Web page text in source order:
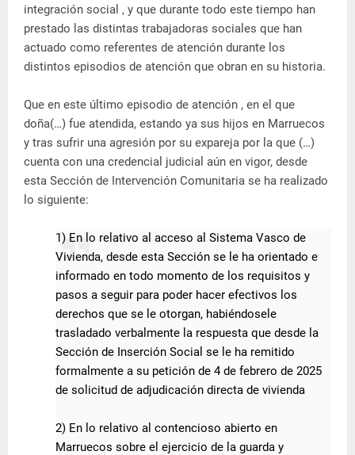
integración social , y que durante todo este tiempo han
prestado las distintas trabajadoras sociales que han
actuado como referentes de atención durante los
distintos episodios de atención que obran en su historia.
Que en este último episodio de atención , en el que
doña(…) fue atendida, estando ya sus hijos en Marruecos
y tras sufrir una agresión por su expareja por la que (…)
cuenta con una credencial judicial aún en vigor, desde
esta Sección de Intervención Comunitaria se ha realizado
lo siguiente:
1) En lo relativo al acceso al Sistema Vasco de
Vivienda, desde esta Sección se le ha orientado e
informado en todo momento de los requisitos y
pasos a seguir para poder hacer efectivos los
derechos que se le otorgan, habiéndosele
trasladado verbalmente la respuesta que desde la
Sección de Inserción Social se le ha remitido
formalmente a su petición de 4 de febrero de 2025
de solicitud de adjudicación directa de vivienda
2) En lo relativo al contencioso abierto en
Marruecos sobre el ejercicio de la guarda y